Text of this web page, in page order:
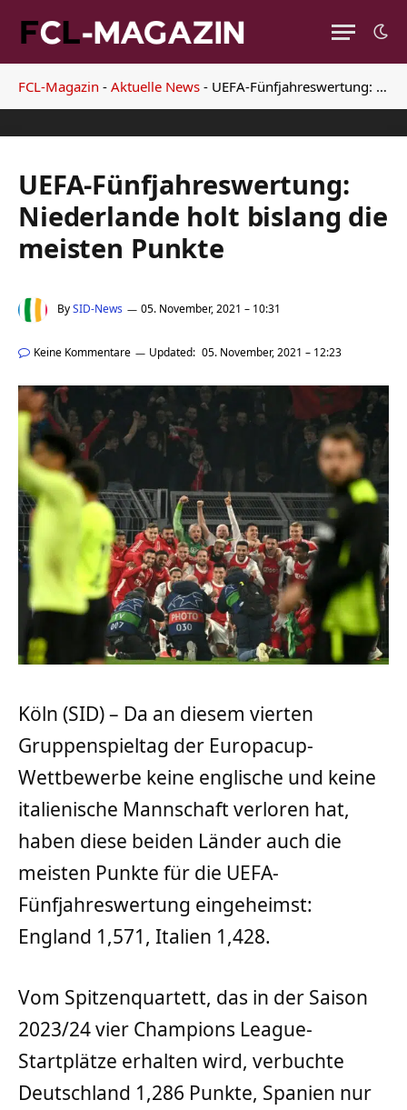
FCL-Magazin - Aktuelle News - UEFA-Fünfjahreswertung: Niederlande holt bislang die meisten Punkte
UEFA-Fünfjahreswertung:
Niederlande holt bislang die
meisten Punkte
BySID-News 05. November, 2021 – 10:31
Keine Kommentare Updated: 05. November, 2021 – 12:23
Köln (SID) – Da an diesem vierten
Gruppenspieltag der Europacup-
Wettbewerbe keine englische und keine
italienische Mannschaft verloren hat,
haben diese beiden Länder auch die
meisten Punkte für die UEFA-
Fünfjahreswertung eingeheimst:
England 1,571, Italien 1,428.
Vom Spitzenquartett, das in der Saison
2023/24 vier Champions League-
Startplätze erhalten wird, verbuchte
Deutschland 1,286 Punkte, Spanien nur